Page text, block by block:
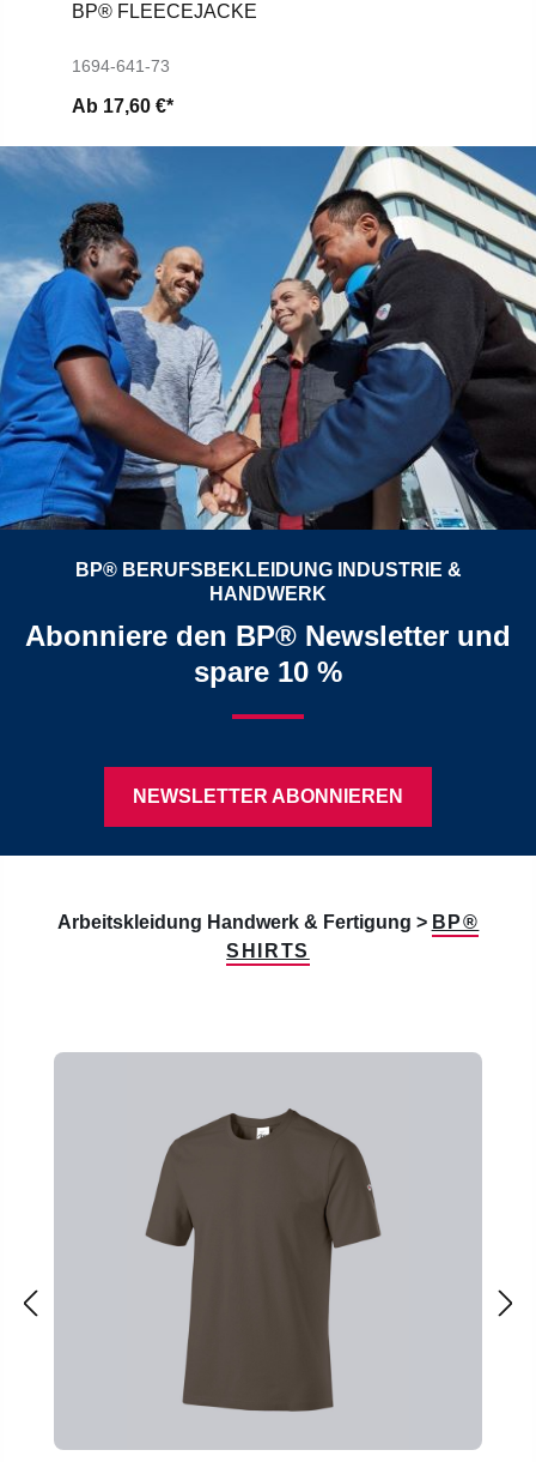
BP® FLEECEJACKE
1694-641-73
Ab 17,60 €*
BP® BERUFSBEKLEIDUNG INDUSTRIE &
HANDWERK
Abonniere den BP® Newsletter und
spare 10 %
NEWSLETTER ABONNIEREN
Arbeitskleidung Handwerk & Fertigung > BP®
SHIRTS